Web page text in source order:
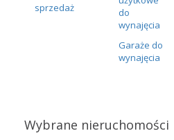
sprzedaż
do
wynajęcia
Garaże do
wynajęcia
Wybrane nieruchomości